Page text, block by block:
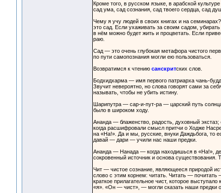
Кроме того, в русском языке, в арабской
сад ума, сад сознания, сад твоего сердца, сад
Чему я учу людей в своих книгах и на
это сад. Если ухаживать за своим садом,
в нём можно будет жить и процветать. Если
раю.
Сад — это очень глубокая метафора чистого
по пути самопознания могли ею пользоваться.
Возвратимся к чтению санскритских слов.
Бодхидхарма — имя первого патриарха чань-
Звучит невероятно, но слова говорят сами за
называть, чтобы не убить истину.
Шарипутра — сар-и-пут-ра — царский путь
было в широком ходу.
Ананда — блаженство, радость, духовный
когда расшифровали смысл притчи о Ходже
на «На!». Да и мы, русские, внуки Даждьбога, то
давай — дари — учили нас наши предки.
Ананда — Нанада — когда находишься в «На!»,
сокровенный источник и основа существования.
Чит — чистое сознание, являющееся природой
слово с этим корнем: читать. Читать —
краткое прилагательное чист, которое
«я». «Он — чист», — могли сказать наши предки